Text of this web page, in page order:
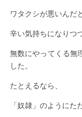
ワタクシが悪いんだ
辛い気持ちになりつつ
無数にやってくる無
した。
たとえるなら、
「奴隷」のようにた